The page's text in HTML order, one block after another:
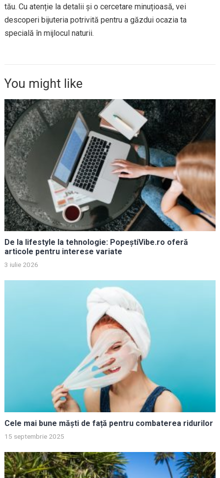
tău. Cu atenție la detalii și o cercetare minuțioasă, vei
descoperi bijuteria potrivită pentru a găzdui ocazia ta
specială în mijlocul naturii.
You might like
De la lifestyle la tehnologie: PopeștiVibe.ro oferă
articole pentru interese variate
3 iulie 2026
Cele mai bune măști de față pentru combaterea ridurilor
15 septembrie 2025